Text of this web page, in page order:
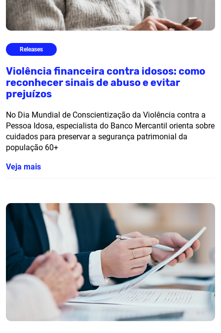
Releases
Violência financeira contra idosos: como
reconhecer sinais de abuso e evitar
prejuízos
No Dia Mundial de Conscientização da Violência contra a
Pessoa Idosa, especialista do Banco Mercantil orienta sobre
cuidados para preservar a segurança patrimonial da
população 60+
Veja mais